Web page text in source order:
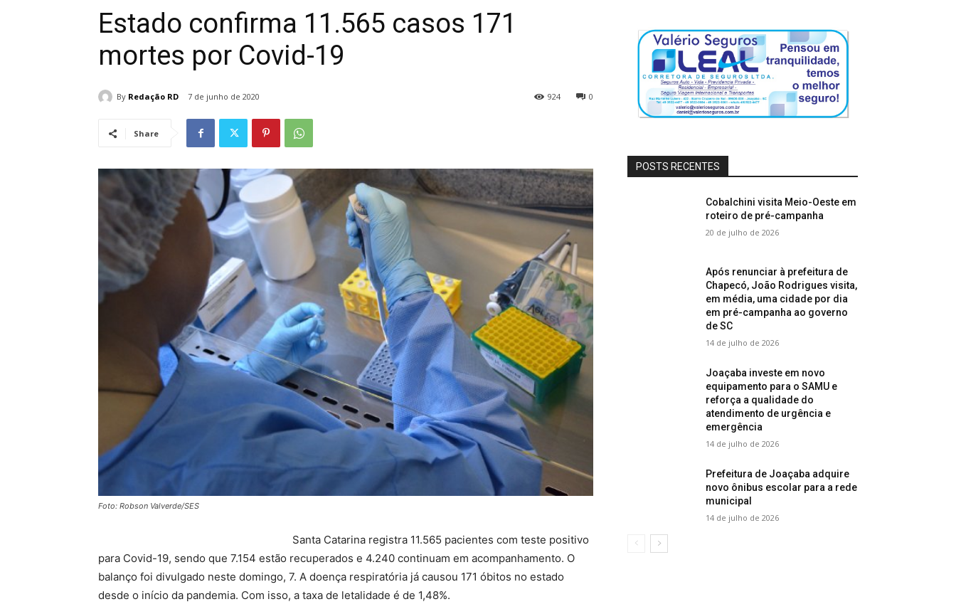
Estado confirma 11.565 casos 171
mortes por Covid-19
By Redação RD 7 de junho de 2020 0
924
Share
Foto: Robson Valverde/SES
Santa Catarina registra 11.565 pacientes com teste positivo
para Covid-19, sendo que 7.154 estão recuperados e 4.240 continuam em acompanhamento. O
balanço foi divulgado neste domingo, 7. A doença respiratória já causou 171 óbitos no estado
desde o início da pandemia. Com isso, a taxa de letalidade é de 1,48%.
POSTS RECENTES
Cobalchini visita Meio-Oeste em
roteiro de pré-campanha
20 de julho de 2026
Após renunciar à prefeitura de
Chapecó, João Rodrigues visita,
em média, uma cidade por dia
em pré-campanha ao governo
de SC
14 de julho de 2026
Joaçaba investe em novo
equipamento para o SAMU e
reforça a qualidade do
atendimento de urgência e
emergência
14 de julho de 2026
Prefeitura de Joaçaba adquire
novo ônibus escolar para a rede
municipal
14 de julho de 2026